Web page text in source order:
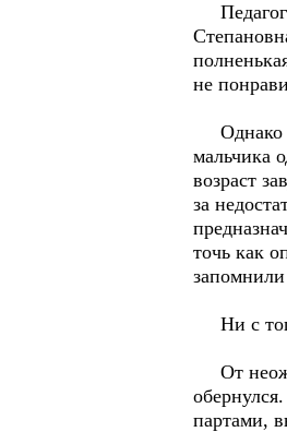
не
Однако
мальчика
возраст
за
точь как
Ни с
От
партами,